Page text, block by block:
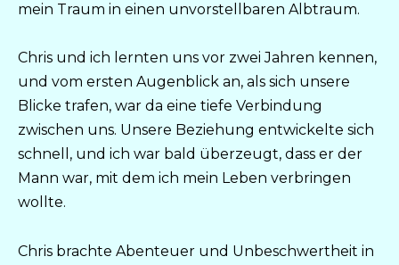
mein Traum in einen unvorstellbaren Albtraum.
Chris und ich lernten uns vor zwei Jahren kennen,
und vom ersten Augenblick an, als sich unsere
Blicke trafen, war da eine tiefe Verbindung
zwischen uns. Unsere Beziehung entwickelte sich
schnell, und ich war bald überzeugt, dass er der
Mann war, mit dem ich mein Leben verbringen
wollte.
Chris brachte Abenteuer und Unbeschwertheit in